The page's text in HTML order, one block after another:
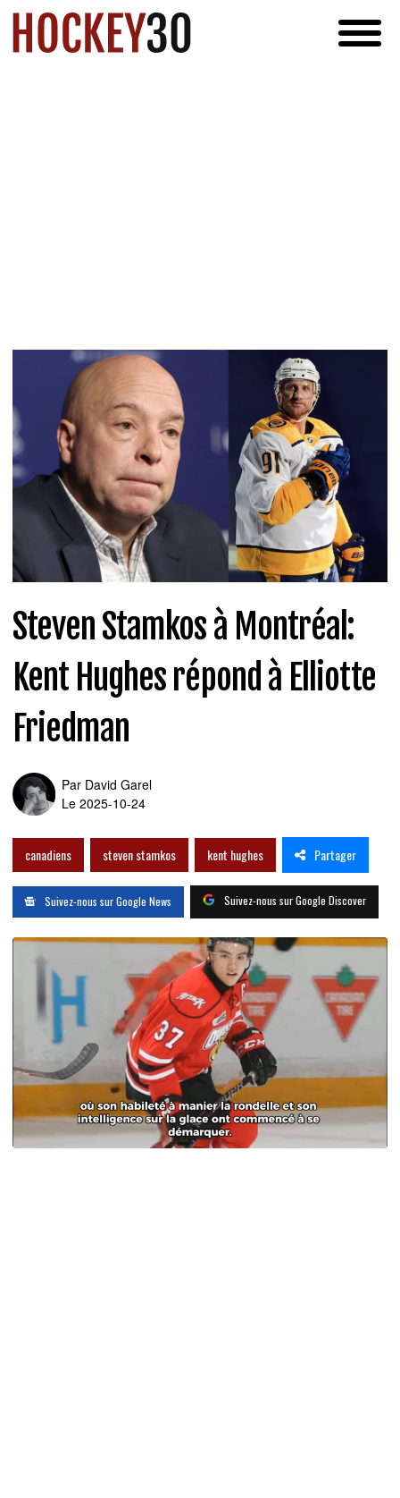
Steven Stamkos à Montréal:
Kent Hughes répond à Elliotte
Friedman
Par David Garel
Le 2025-10-24
canadiens steven stamkos kent hughes Partager
Suivez-nous sur Google News Suivez-nous sur Google Discover